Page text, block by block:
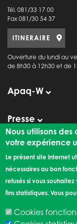
Tél. 081/33 17 00
Fax 081/30 54 37
ITINERAIRE
Ouverture du lundi au
de 8h30 à 12h30 et de
Apaq-W
Presse
Observatoire
Liens externes
Les rendez-
internet : Expansion
Nous utilisons
votre expérience
Le présent site Internet
nécessaires au bon
refusés si vous
fins statistiques. Vous
Cookies